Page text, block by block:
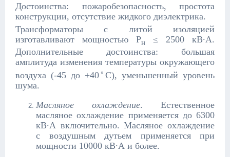
Достоинства: пожаробезопасность, простота
конструкции, отсутствие жидкого диэлектрика.
Трансформаторы с литой изоляцией
изготавливают мощностью Рн ≤ 2500 кВ∙А.
Дополнительные достоинства: большая
амплитуда изменения температуры окружающего
воздуха (-45 до +40 ◦ С), уменьшенный уровень
шума.
Масляное охлаждение. Естественное
масляное охлаждение применяется до 6300
кВ∙А включительно. Масляное охлаждение
с воздушным дутьем применяется при
мощности 10000 кВ∙А и более.